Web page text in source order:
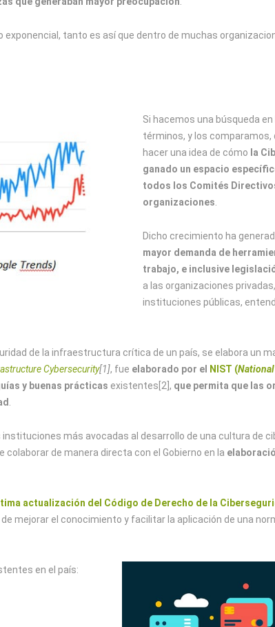
tanto es así que dentro de muchas
Si hacemos una búsqueda
términos, y los comparamos,
hacer una idea de cómo la
ganado un espacio
todos los Comités
organizaciones
Dicho crecimiento ha
mayor demanda de
trabajo, e inclusive
a las organizaciones
instituciones públicas,
de la infraestructura crítica de un país, se elabora un
Cybersecurity[1], fue elaborado por el NIST (
y buenas prácticas existentes[2], que permita que las
instituciones más avocadas al desarrollo de una cultura de
colaborar de manera directa con el Gobierno en la
actualización del Código de Derecho de la
mejorar el conocimiento y facilitar la aplicación de una
en el país: